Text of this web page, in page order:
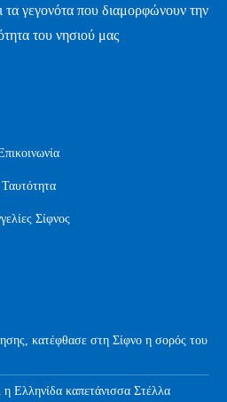
τα γεγονότα που διαμορφώνουν την
του νησιού μας
Ταυτότητα
Σίφνος
κατέφθασε στη Σίφνο η σορός του
η Ελληνίδα καπετάνισσα Στέλλα